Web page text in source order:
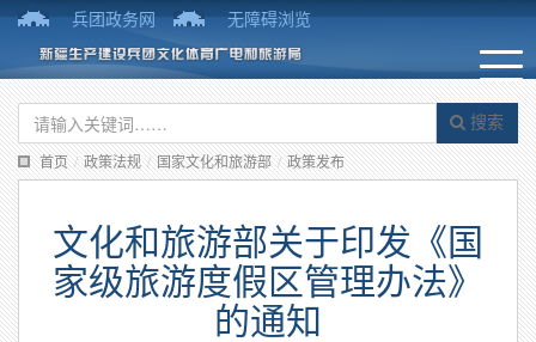
兵团政务网 无障碍浏览
搜索
首页 / 政策法规 / 国家文化和旅游部 / 政策发布
文化和旅游部关于印发《国
家级旅游度假区管理办法》
的通知